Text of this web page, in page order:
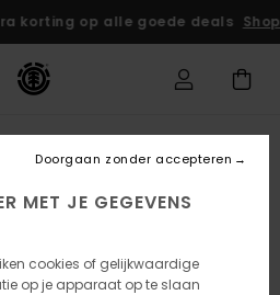
korting op alle goede deals
MET JE GEGEVENS
cookies of gelijkwaardige
op je apparaat op te slaan
Doorgaan zonder accepteren